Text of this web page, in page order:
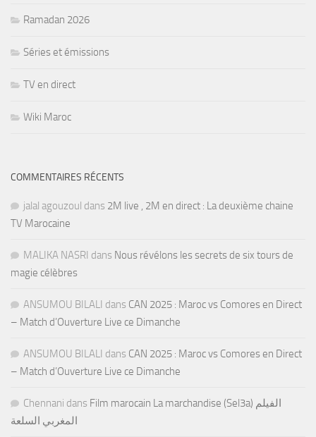
Ramadan 2026
Séries et émissions
TV en direct
Wiki Maroc
COMMENTAIRES RÉCENTS
jalal agouzoul dans 2M live , 2M en direct : La deuxième chaine
TV Marocaine
MALIKA NASRI dans Nous révélons les secrets de six tours de
magie célèbres
ANSUMOU BILALI dans CAN 2025 : Maroc vs Comores en Direct
– Match d’Ouverture Live ce Dimanche
ANSUMOU BILALI dans CAN 2025 : Maroc vs Comores en Direct
– Match d’Ouverture Live ce Dimanche
Chennani dans Film marocain La marchandise (Sel3a) الفيلم
المغربي السلعة